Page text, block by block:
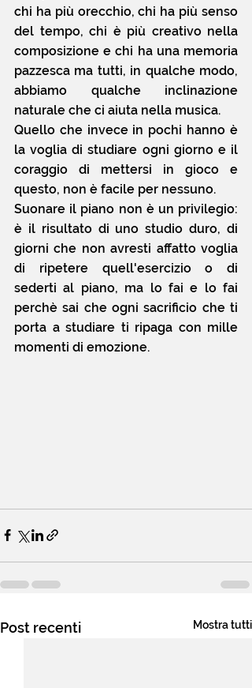
chi ha più orecchio, chi ha più senso
del tempo, chi è più creativo nella
composizione e chi ha una memoria
pazzesca ma tutti, in qualche modo,
abbiamo qualche inclinazione
naturale che ci aiuta nella musica.
Quello che invece in pochi hanno è
la voglia di studiare ogni giorno e il
coraggio di mettersi in gioco e
questo, non è facile per nessuno.
Suonare il piano non è un privilegio:
è il risultato di uno studio duro, di
giorni che non avresti affatto voglia
di ripetere quell'esercizio o di
sederti al piano, ma lo fai e lo fai
perchè sai che ogni sacrificio che ti
porta a studiare ti ripaga con mille
momenti di emozione.
Post recenti Mostra tutti